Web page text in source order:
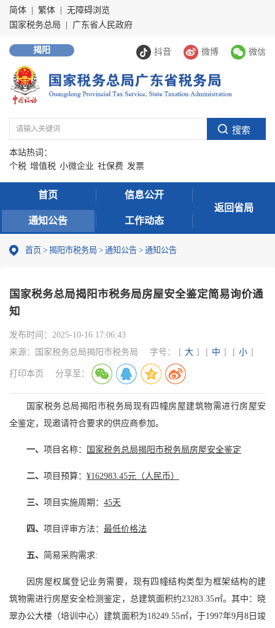
简体 繁体
无障碍浏览
国家税务总局
广东省人民政府
抖音 微博 微信
揭阳
本站热词：
个税 增值税 小微企业 社保费 发票
首页 信息公开
通知公告 工作动态
返回省局
首页 > 揭阳市税务局 > 通知公告 > 通知公告
国家税务总局揭阳市税务局房屋安全鉴定简易询价通
知
发布时间： 2025-10-16 17:06:43
来源：
国家税务总局揭阳市税务局 字号： [ 大 ] [ 中 ] [ 小 ]
打印本页 分享至：
国家税务总局揭阳市税务局现有四幢房屋建筑物需进行房屋安
全鉴定，现邀请符合要求的供应商参加。
一、 项目名称： 国家税务总局揭阳市税务局房屋安全鉴定
二、 项目预算： ¥162983.45元（人民币）
三、 项目实施周期： 45天
四、 项目评审方法： 最低价格法
五、 简易采购需求:
因房屋权属登记业务需要，现有四幢结构类型为框架结构的建
筑物需进行房屋安全检测鉴定，总建筑面积约23283.35㎡。其中：晓
翠办公大楼（培训中心）建筑面积为18249.55㎡，于1997年9月8日竣